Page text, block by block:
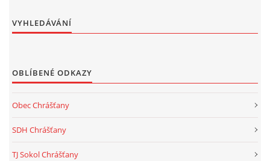
VYHLEDÁVÁNÍ
OBLÍBENÉ ODKAZY
Obec Chrášťany
SDH Chrášťany
TJ Sokol Chrášťany